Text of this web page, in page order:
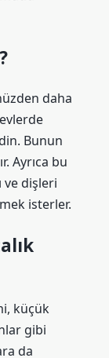
daha
Bunun
Ayrıca bu
dişleri
isterler.
küçük
gibi
da